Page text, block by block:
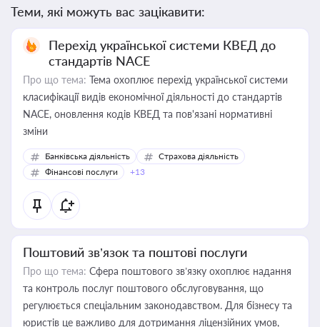
Теми, які можуть вас зацікавити:
Перехід української системи КВЕД до
стандартів NACE
Про що тема: Тема охоплює перехід української системи
класифікації видів економічної діяльності до стандартів
NACE, оновлення кодів КВЕД та пов'язані нормативні
зміни
Банківська діяльність
Страхова діяльність
Фінансові послуги
+13
Поштовий зв’язок та поштові послуги
Про що тема: Сфера поштового зв’язку охоплює надання
та контроль послуг поштового обслуговування, що
регулюється спеціальним законодавством. Для бізнесу та
юристів це важливо для дотримання ліцензійних умов,